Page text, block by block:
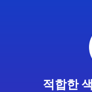
적합한